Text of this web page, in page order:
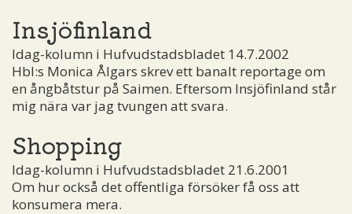
Insjöfinland
Idag-kolumn i Hufvudstadsbladet 14.7.2002
Hbl:s Monica Ålgars skrev ett banalt reportage om
en ångbåtstur på Saimen. Eftersom Insjöfinland står
mig nära var jag tvungen att svara.
Shopping
Idag-kolumn i Hufvudstadsbladet 21.6.2001
Om hur också det offentliga försöker få oss att
konsumera mera.